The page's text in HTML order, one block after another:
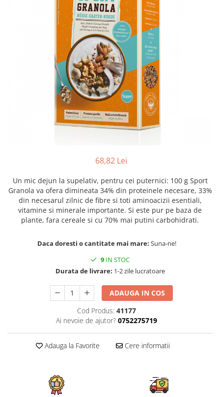
Condimente turcesti
Ghimbir murat la borcan
68,82 Lei
Un mic dejun la supelativ, pentru cei puternici: 100 g Sport
Granola va ofera dimineata 34% din proteinele necesare, 33%
din necesarul zilnic de fibre si toti aminoacizii esentiali,
vitamine si minerale importante. Si este pur pe baza de
plante, fara cereale si cu 70% mai putini carbohidrati.
Daca doresti o cantitate mai mare: Suna-ne!
9 IN STOC
Durata de livrare: 1-2 zile lucratoare
ADAUGA IN COS
Cod Produs: 41177
Ai nevoie de ajutor? 0752275719
Adauga la Favorite Cere informatii